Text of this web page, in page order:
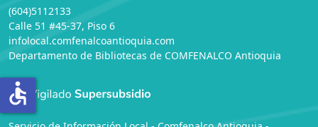
(604)5112133
Calle 51 #45-37, Piso 6
infolocal.comfenalcoantioquia.com
Departamento de Bibliotecas de COMFENALCO Antioquia
accessible